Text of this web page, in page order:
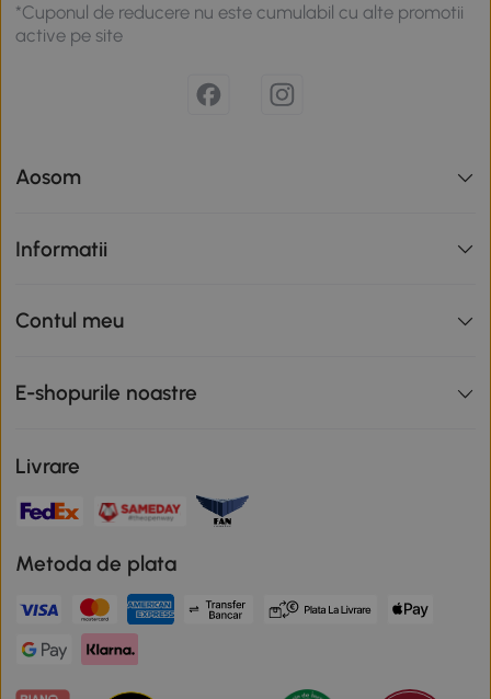
*Cuponul de reducere nu este cumulabil cu alte promotii
active pe site
Aosom
Informatii
Contul meu
E-shopurile noastre
Livrare
Metoda de plata